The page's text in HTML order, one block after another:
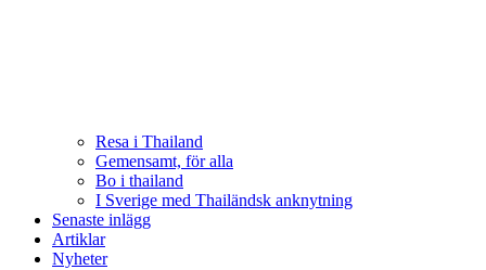
Resa i Thailand
Gemensamt, för alla
Bo i thailand
I Sverige med Thailändsk anknytning
Senaste inlägg
Artiklar
Nyheter